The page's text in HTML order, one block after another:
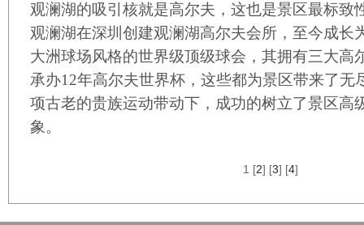
观澜湖的吸引核就是高尔夫，这也是景区最标致
观澜湖在深圳创建观澜湖高尔夫会所，至今成长
大洲球场风格的世界级顶级球会，其拥有三大高
承办12年高尔夫世界杯，这些都为景区带来了无
项古老的贵族运动带动下，成功的树立了景区高
象。
1 [2] [3] [4]